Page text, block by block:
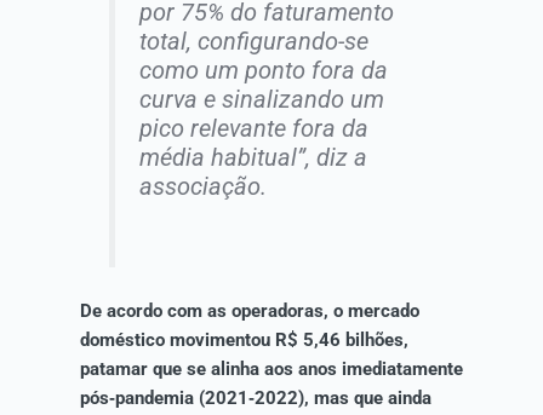
por 75% do faturamento
total, configurando-se
como um ponto fora da
curva e sinalizando um
pico relevante fora da
média habitual”, diz a
associação.
De acordo com as operadoras, o mercado
doméstico movimentou R$ 5,46 bilhões,
patamar que se alinha aos anos imediatamente
pós‑pandemia (2021‑2022), mas que ainda